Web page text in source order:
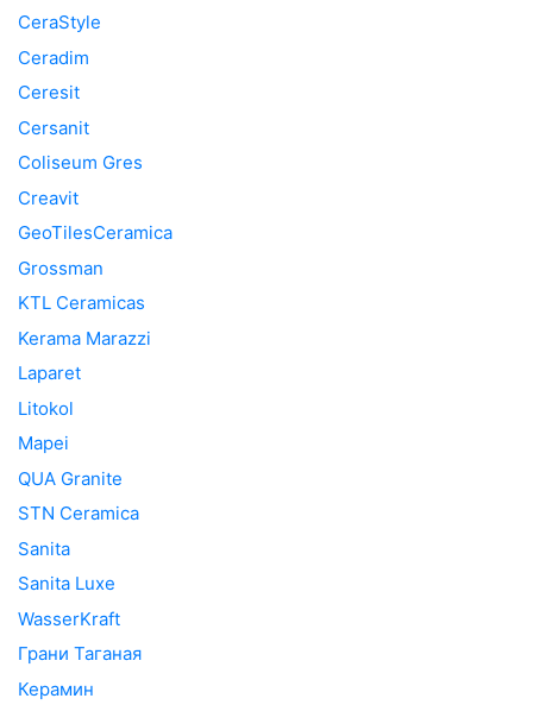
CeraStyle
Ceradim
Ceresit
Cersanit
Coliseum Gres
Creavit
GeoTilesCeramica
Grossman
KTL Ceramicas
Kerama Marazzi
Laparet
Litokol
Mapei
QUA Granite
STN Ceramica
Sanita
Sanita Luxe
WasserKraft
Грани Таганая
Керамин